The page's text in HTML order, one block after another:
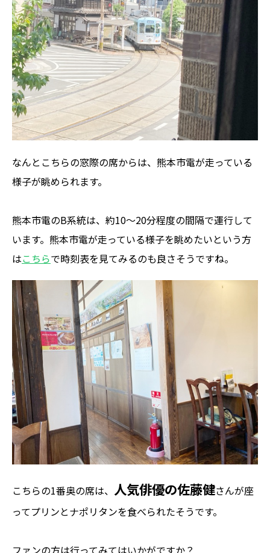
なんとこちらの窓際の席からは、熊本市電が走っている
様子が眺められます。
熊本市電のB系統は、約10～20分程度の間隔で運行して
います。熊本市電が走っている様子を眺めたいという方
はこちらで時刻表を見てみるのも良さそうですね。
こちらの1番奥の席は、 人気俳優の佐藤健さんが座
ってプリンとナポリタンを食べられたそうです。